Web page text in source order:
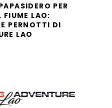
PER
FIUME LAO:
PERNOTTI DI
LAO